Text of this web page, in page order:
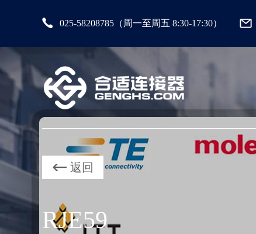
025-58208785（周一至周五 8:30-17:30）
返回
RJE59